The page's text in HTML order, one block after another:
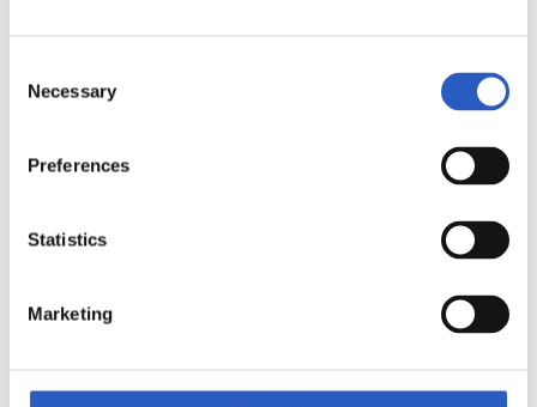
Selection
Necessary
Preferences
Statistics
Marketing
reto para toda nuestra sociedad que Real Sociedad
objetivos fundamentales. Hemos elaborado un Plan de
Igualdad y estamos en el proceso de elaborar un protocolo
de prevención de abuso y acoso sexual en la Real Sociedad
que posteriormente queremos extender a los clubes de